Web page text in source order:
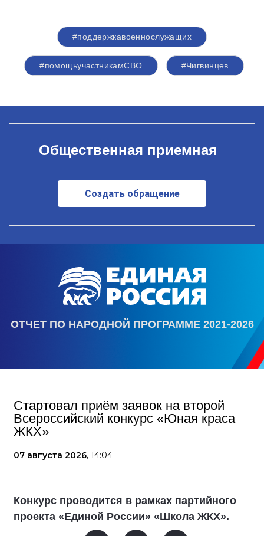
#поддержкавоеннослужащих
#помощьучастникамСВО #Чигвинцев
Общественная приемная
Создать обращение
ОТЧЕТ ПО НАРОДНОЙ ПРОГРАММЕ 2021-2026
Стартовал приём заявок на второй
Всероссийский конкурс «Юная краса
ЖКХ»
07 августа 2026, 14:04
Конкурс проводится в рамках партийного
проекта «Единой России» «Школа ЖКХ».